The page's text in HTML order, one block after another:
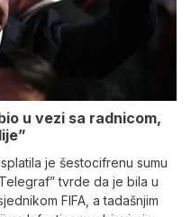
u vezi sa radnicom,
je šestocifrenu sumu
tvrde da je bila u
FIFA, a tadašnjim